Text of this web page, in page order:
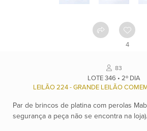
funciona
catálogo
4
83
LOTE 346 • 2º DIA
Par de brincos de platina com perolas
segurança a peça não se encontra na loja).